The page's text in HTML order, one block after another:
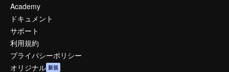
Academy
ドキュメント
サポート
利用規約
プライバシーポリシー
オリジナル 新規